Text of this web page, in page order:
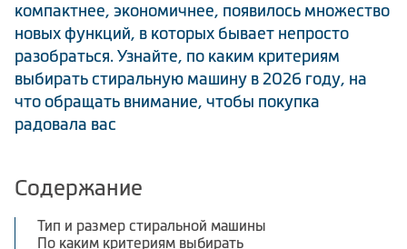
Сравнить
компактнее, экономичнее, появилось множество
новых функций, в которых бывает непросто
разобраться. Узнайте, по каким критериям
выбирать стиральную машину в 2026 году, на
что обращать внимание, чтобы покупка
радовала вас
Содержание
Тип и размер стиральной машины
По каким критериям выбирать